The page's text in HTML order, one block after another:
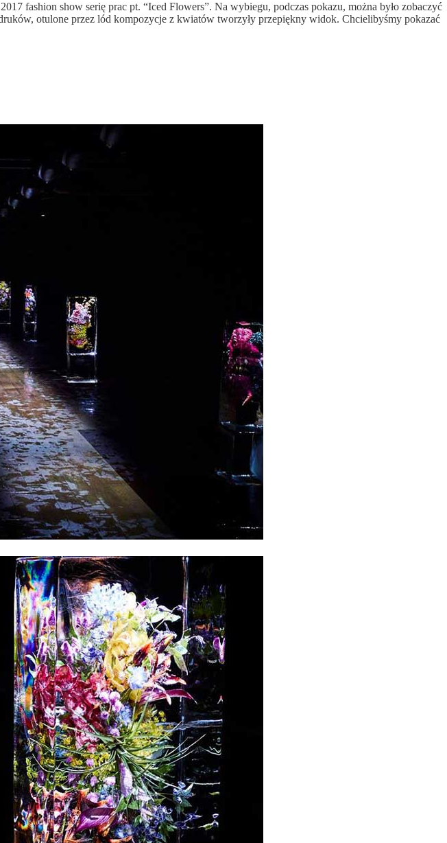
fashion show serię prac pt. “Iced Flowers”. Na wybiegu, podczas pokazu, można było zobaczyć
otulone przez lód kompozycje z kwiatów tworzyły przepiękny widok. Chcielibyśmy pokazać